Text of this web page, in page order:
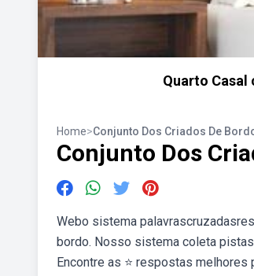
Quarto Casal
Home>Conjunto Dos Criados De
Conjunto Dos
Webo sistema
bordo. Nosso sistema coleta
Encontre as ⭐ respostas